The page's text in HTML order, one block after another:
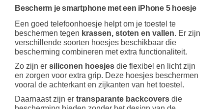
Bescherm je smartphone met een iPhone 5 hoesje
Een goed telefoonhoesje helpt om je toestel te
beschermen tegen krassen, stoten en vallen. Er zijn
verschillende soorten hoesjes beschikbaar die
bescherming combineren met extra functionaliteit.
Zo zijn er siliconen hoesjes die flexibel en licht zijn
en zorgen voor extra grip. Deze hoesjes beschermen
vooral de achterkant en zijkanten van het toestel.
Daarnaast zijn er transparante backcovers die